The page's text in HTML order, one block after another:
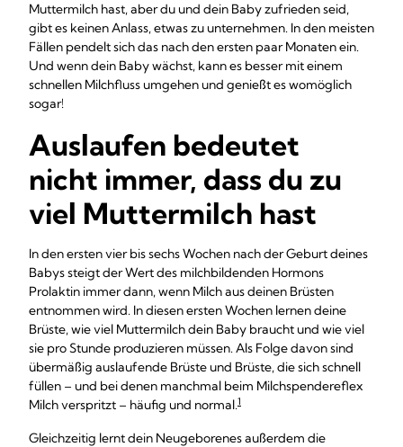
Muttermilch hast, aber du und dein Baby zufrieden seid,
gibt es keinen Anlass, etwas zu unternehmen. In den meisten
Fällen pendelt sich das nach den ersten paar Monaten ein.
Und wenn dein Baby wächst, kann es besser mit einem
schnellen Milchfluss umgehen und genießt es womöglich
sogar!
Auslaufen bedeutet
nicht immer, dass du zu
viel Muttermilch hast
In den ersten vier bis sechs Wochen nach der Geburt deines
Babys steigt der Wert des milchbildenden Hormons
Prolaktin immer dann, wenn Milch aus deinen Brüsten
entnommen wird. In diesen ersten Wochen lernen deine
Brüste, wie viel Muttermilch dein Baby braucht und wie viel
sie pro Stunde produzieren müssen. Als Folge davon sind
übermäßig auslaufende Brüste und Brüste, die sich schnell
füllen – und bei denen manchmal beim Milchspendereflex
Milch verspritzt – häufig und normal.1
Gleichzeitig lernt dein Neugeborenes außerdem die